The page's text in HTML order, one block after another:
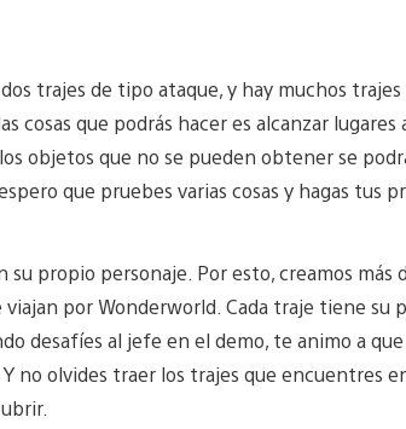
trajes de tipo ataque, y hay muchos
cosas que podrás hacer es alcanzar lugares
objetos que no se pueden obtener se
que pruebes varias cosas y hagas tus
su propio personaje. Por esto, creamos
por Wonderworld. Cada traje tiene su
desafíes al jefe en el demo, te animo a
no olvides traer los trajes que encuentres